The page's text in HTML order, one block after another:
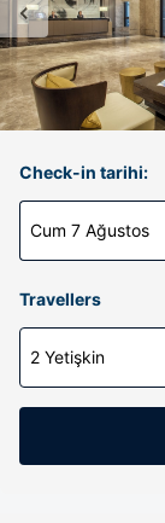
Check-in tarihi:
Cum 7 Ağustos
Travellers
2 Yetişkin